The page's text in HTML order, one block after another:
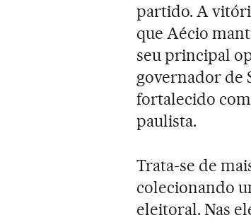
partido. A
que Aécio
seu principal
governador de
fortalecido
paulista.
Trata-se de
colecionando
eleitoral. Nas